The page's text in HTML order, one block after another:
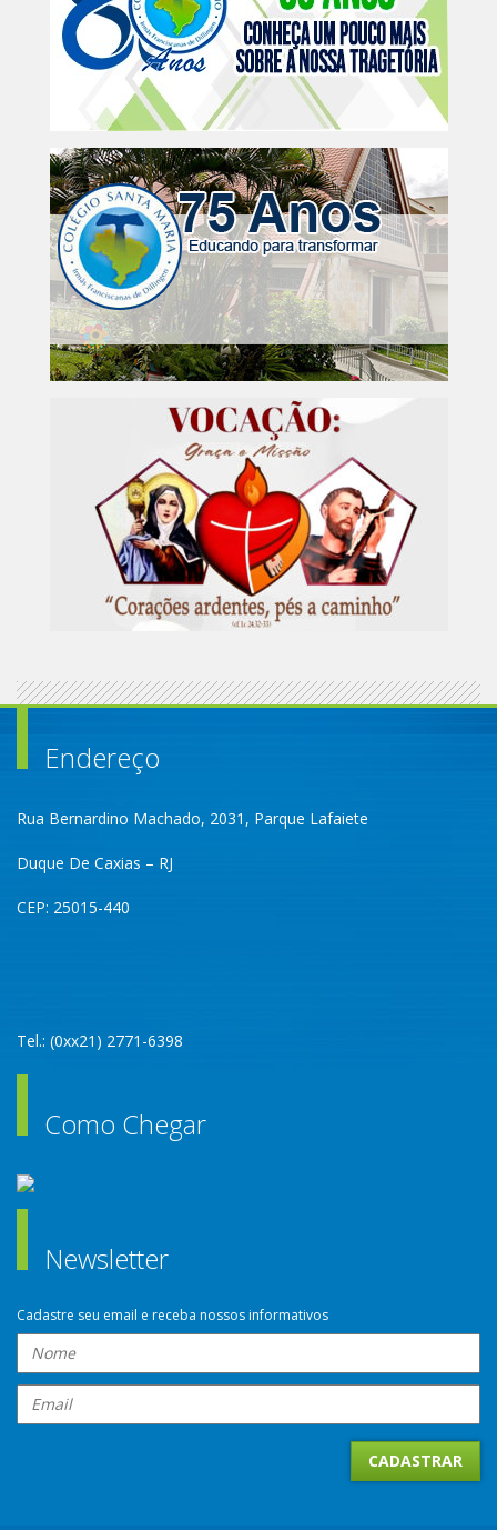
Endereço
Rua Bernardino Machado, 2031, Parque Lafaiete
Duque De Caxias – RJ
CEP: 25015-440
Tel.: (0xx21) 2771-6398
Como Chegar
Newsletter
Cadastre seu email e receba nossos informativos